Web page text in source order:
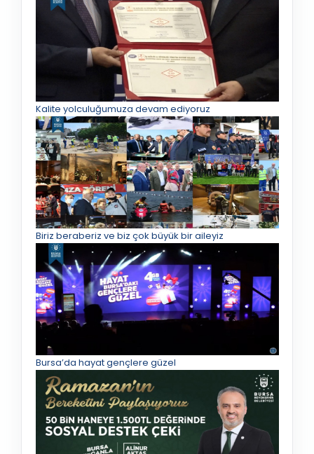
Kalite yolculuğumuza devam ediyoruz
Biriz beraberiz ve biz çok büyük bir aileyiz
Bursa’da hayat gençlere güzel